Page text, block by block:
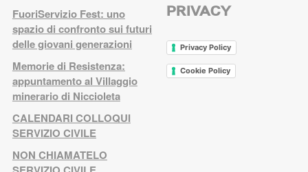
FuoriServizio Fest: uno
spazio di confronto sui futuri
delle giovani generazioni
Memorie di Resistenza:
appuntamento al Villaggio
minerario di Niccioleta
CALENDARI COLLOQUI
SERVIZIO CIVILE
NON CHIAMATELO
PRIVACY
Privacy Policy
Cookie Policy